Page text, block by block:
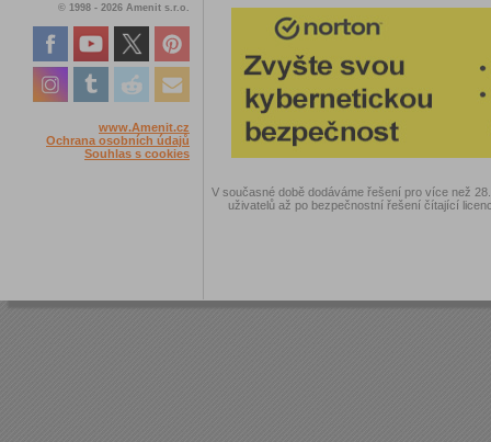
© 1998 - 2026 Amenit s.r.o.
www.Amenit.cz
Ochrana osobních údajů
Souhlas s cookies
V současné době dodáváme řešení pro více než
uživatelů až po bezpečnostní řešení čítající